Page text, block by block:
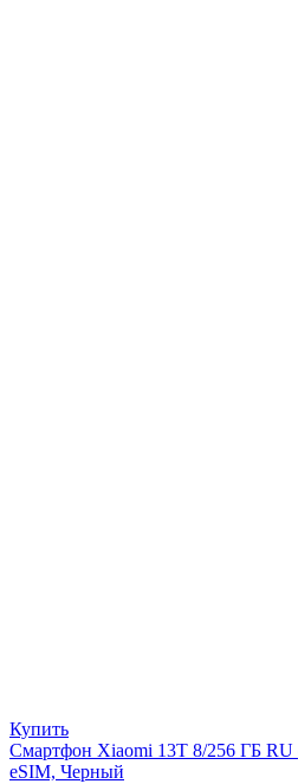
Купить
Смартфон Xiaomi 13T 8/256 ГБ
eSIM, Черный